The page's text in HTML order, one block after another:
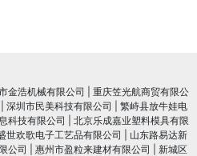
金浩机械有限公司
重庆笠光航商贸有限公
深圳市民美科技有限公司
繁峙县放牛娃电
科技有限公司
北京乐成嘉业塑料模具有限
世欢歌电子工艺品有限公司
山东路易达新
公司 惠州市盈粒来建材有限公司
新城区